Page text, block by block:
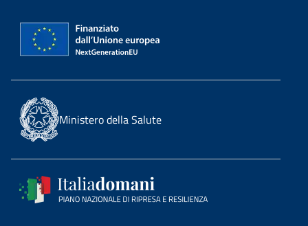
Ministero della Salute